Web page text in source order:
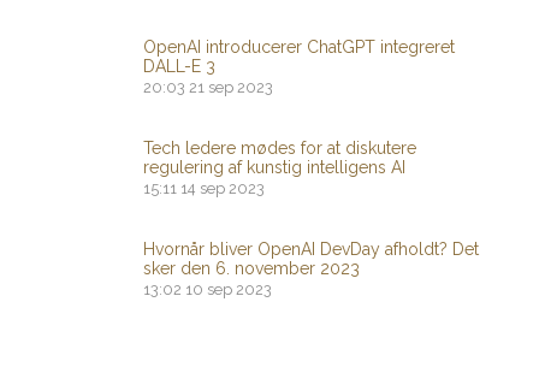
OpenAI introducerer ChatGPT integreret
DALL-E 3
20:03 21 sep 2023
Tech ledere mødes for at diskutere
regulering af kunstig intelligens AI
15:11 14 sep 2023
Hvornår bliver OpenAI DevDay afholdt? Det
sker den 6. november 2023
13:02 10 sep 2023